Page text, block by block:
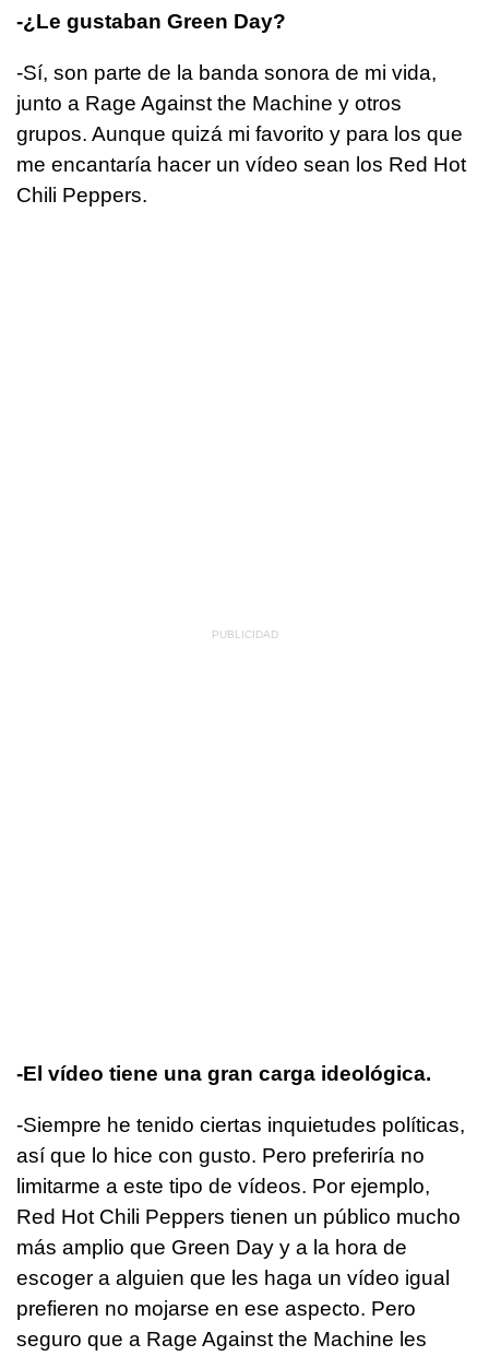
-¿Le gustaban Green Day?
-Sí, son parte de la banda sonora de mi vida,
junto a Rage Against the Machine y otros
grupos. Aunque quizá mi favorito y para los que
me encantaría hacer un vídeo sean los Red Hot
Chili Peppers.
-El vídeo tiene una gran carga ideológica.
-Siempre he tenido ciertas inquietudes políticas,
así que lo hice con gusto. Pero preferiría no
limitarme a este tipo de vídeos. Por ejemplo,
Red Hot Chili Peppers tienen un público mucho
más amplio que Green Day y a la hora de
escoger a alguien que les haga un vídeo igual
prefieren no mojarse en ese aspecto. Pero
seguro que a Rage Against the Machine les